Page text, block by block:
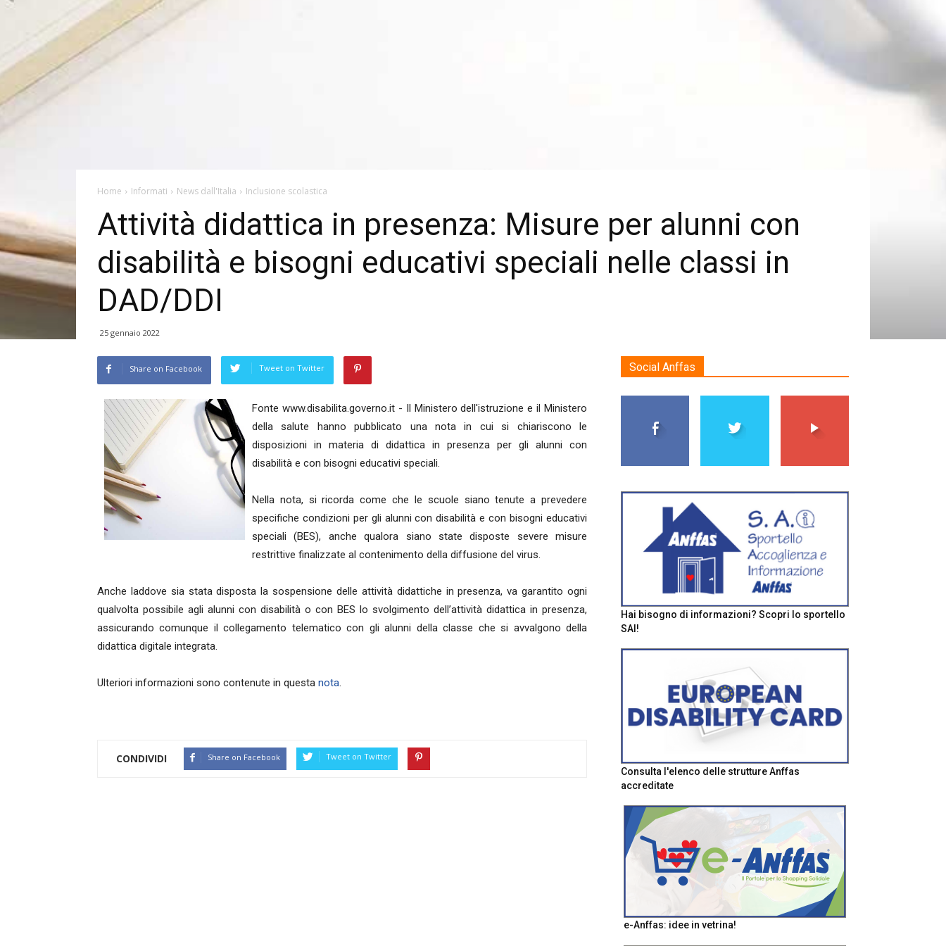
Home Informati News dall'Italia Inclusione scolastica
Attività didattica in presenza: Misure per alunni con
disabilità e bisogni educativi speciali nelle classi in
DAD/DDI
25 gennaio 2022
Share on Facebook Tweet on Twitter
Fonte www.disabilita.governo.it - Il Ministero dell'istruzione e il Ministero
della salute hanno pubblicato una nota in cui si chiariscono le
disposizioni in materia di didattica in presenza per gli alunni con
disabilità e con bisogni educativi speciali.
Nella nota, si ricorda come che le scuole siano tenute a prevedere
specifiche condizioni per gli alunni con disabilità e con bisogni educativi
speciali (BES), anche qualora siano state disposte severe misure
restrittive finalizzate al contenimento della diffusione del virus.
Anche laddove sia stata disposta la sospensione delle attività didattiche in presenza, va garantito ogni
qualvolta possibile agli alunni con disabilità o con BES lo svolgimento dell’attività didattica in presenza,
assicurando comunque il collegamento telematico con gli alunni della classe che si avvalgono della
didattica digitale integrata.
Ulteriori informazioni sono contenute in questa nota.
CONDIVIDI Share on Facebook Tweet on Twitter
Social Anffas
Hai bisogno di informazioni? Scopri lo sportello
SAI!
Consulta l'elenco delle strutture Anffas
accreditate
e-Anffas: idee in vetrina!